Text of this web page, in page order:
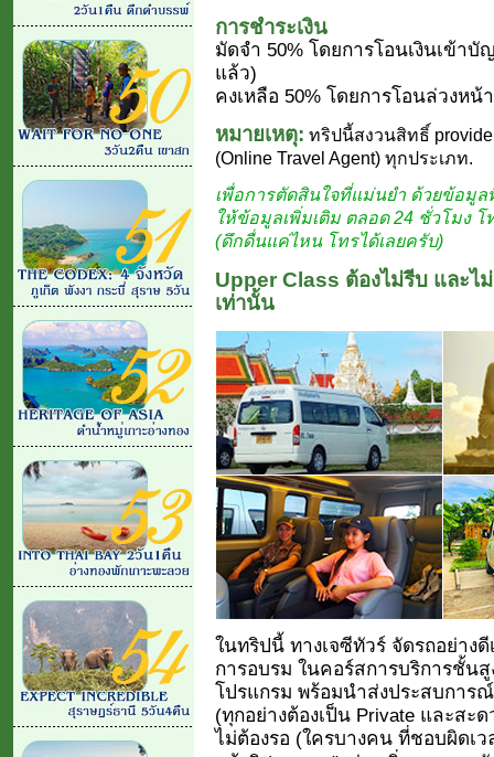
การชำระเงิน
มัดจำ 50% โดยการโอนเงินเข้า
แล้ว)
คงเหลือ 50% โดยการโอนล่วงห
หมายเหตุ: ทริปนี้สงวนสิทธิ์
(Online Travel Agent) ทุกประเภท.
เพื่อการตัดสินใจที่แม่นยำ ด้วยข้อมูล
ให้ข้อมูลเพิ่มเติม ตลอด 24 ชั่วโมง โ
(ดึกดื่นแค่ไหน โทรได้เลยครับ)
Upper Class ต้องไม่รีบ และไ
เท่านั้น
ในทริปนี้ ทางเจซีทัวร์ จัดรถอย่าง
การอบรม ในคอร์สการบริการชั้น
โปรแกรม พร้อมนำส่งประสบการ
(ทุกอย่างต้องเป็น Private และสะ
ไม่ต้องรอ (ใครบางคน ที่ชอบผิดเว